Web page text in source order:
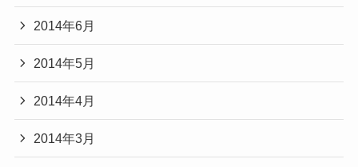
2014年6月
2014年5月
2014年4月
2014年3月